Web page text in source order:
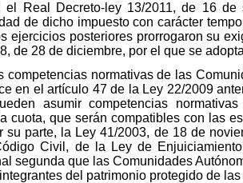
el Real Decreto-ley 13/2011, de 16
de dicho impuesto con carácter
ejercicios posteriores prorrogaron su
de 28 de diciembre, por el que se
competencias normativas de las
en el artículo 47 de la Ley 22/2009
asumir competencias
cuota, que serán compatibles con las
su parte, la Ley 41/2003, de 18 de
Civil, de la Ley de
segunda que las Comunidades
del patrimonio protegido de